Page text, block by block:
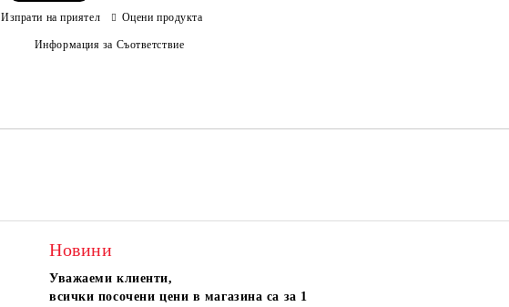
Изпрати на приятел Оцени продукта
Информация за Съответствие
Новини
Уважаеми клиенти,
всички посочени цени в магазина са за 1